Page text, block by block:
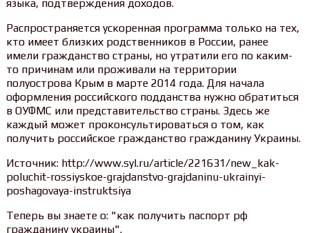
языка, подтверждения доходов.
Распространяется ускоренная программа только на тех,
кто имеет близких родственников в России, ранее
имели гражданство страны, но утратили его по каким-
то причинам или проживали на территории
полуострова Крым в марте 2014 года. Для начала
оформления российского подданства нужно обратиться
в ОУФМС или представительство страны. Здесь же
каждый может проконсультироваться о том, как
получить российское гражданство гражданину Украины.
Источник: http://www.syl.ru/article/221631/new_kak-
poluchit-rossiyskoe-grajdanstvo-grajdaninu-ukrainyi-
poshagovaya-instruktsiya
Теперь вы знаете о: "как получить паспорт рф
гражданину украины".